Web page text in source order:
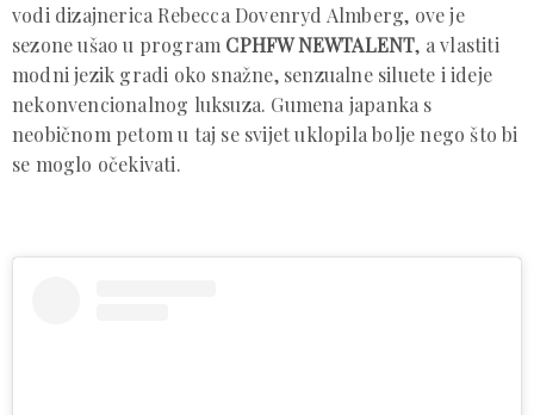
vodi dizajnerica Rebecca Dovenryd Almberg, ove je
sezone ušao u program CPHFW NEWTALENT, a vlastiti
modni jezik gradi oko snažne, senzualne siluete i ideje
nekonvencionalnog luksuza. Gumena japanka s
neobičnom petom u taj se svijet uklopila bolje nego što bi
se moglo očekivati.